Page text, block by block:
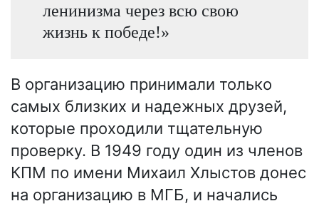
ленинизма через всю свою
жизнь к победе!»
В организацию принимали только
самых близких и надежных друзей,
которые проходили тщательную
проверку. В 1949 году один из членов
КПМ по имени Михаил Хлыстов донес
на организацию в МГБ, и начались